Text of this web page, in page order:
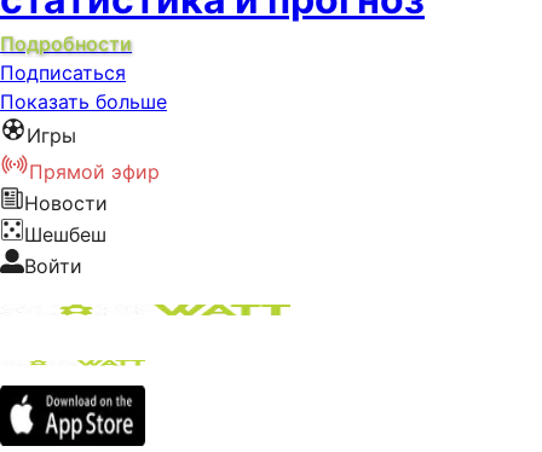
Подробности
Подписаться
Показать больше
Игры
Прямой эфир
Новости
Шешбеш
Войти